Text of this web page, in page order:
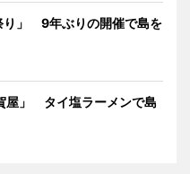
り」 9年ぶりの開催で島を
屋」 タイ塩ラーメンで島